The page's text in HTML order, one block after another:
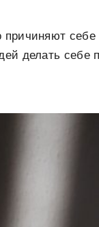
себе
делать себе